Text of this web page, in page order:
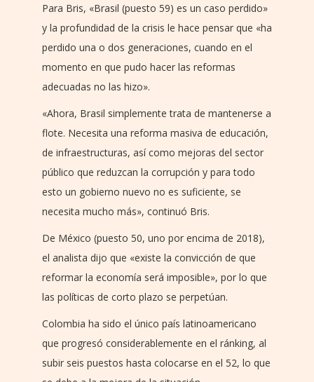
Para Bris, «Brasil (puesto 59) es un caso perdido»
y la profundidad de la crisis le hace pensar que «ha
perdido una o dos generaciones, cuando en el
momento en que pudo hacer las reformas
adecuadas no las hizo».
«Ahora, Brasil simplemente trata de mantenerse a
flote. Necesita una reforma masiva de educación,
de infraestructuras, así como mejoras del sector
público que reduzcan la corrupción y para todo
esto un gobierno nuevo no es suficiente, se
necesita mucho más», continuó Bris.
De México (puesto 50, uno por encima de 2018),
el analista dijo que «existe la convicción de que
reformar la economía será imposible», por lo que
las políticas de corto plazo se perpetúan.
Colombia ha sido el único país latinoamericano
que progresó considerablemente en el ránking, al
subir seis puestos hasta colocarse en el 52, lo que